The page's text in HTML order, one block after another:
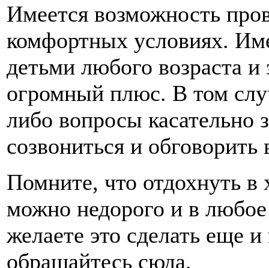
Имеется возможность
комфортных условиях.
детьми любого возраста и
огромный плюс. В том
либо вопросы касательно
созвониться и
Помните, что отдохнуть
можно недорого и в
желаете это сделать еще
обращайтесь сюда.